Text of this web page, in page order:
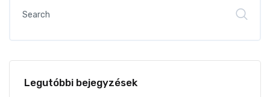
Legutóbbi bejegyzések